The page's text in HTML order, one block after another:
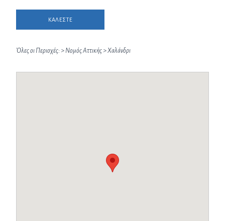
ΚΑΛΕΣΤΕ
Όλες οι Περιοχές:> Νομός Αττικής>Χαλάνδρι